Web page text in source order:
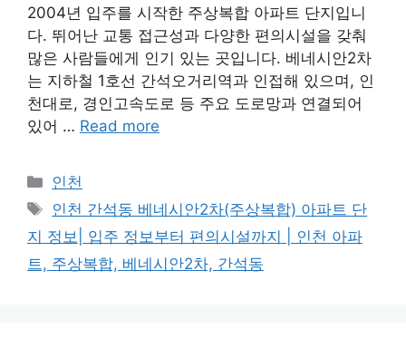
2004년 입주를 시작한 주상복합 아파트 단지입니
다. 뛰어난 교통 접근성과 다양한 편의시설을 갖춰
많은 사람들에게 인기 있는 곳입니다. 베네시안2차
는 지하철 1호선 간석오거리역과 인접해 있으며, 인
천대로, 경인고속도로 등 주요 도로망과 연결되어
있어 … Read more
Categories
인천
Tags
인천 간석동 베네시안2차(주상복합) 아파트 단
지 정보| 입주 정보부터 편의시설까지 | 인천 아파
트, 주상복합, 베네시안2차, 간석동